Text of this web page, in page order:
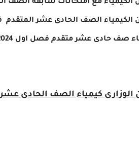
الصف الحادى عشر المتقدم فصل اول 2024 - 2025
صف حادى عشر متقدم فصل اول 2024- 2025 pdf
كيمياء الصف الحادى عشر فصل اول 2023 -